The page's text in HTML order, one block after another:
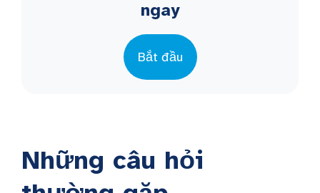
ngay
Bắt đầu
Những câu hỏi